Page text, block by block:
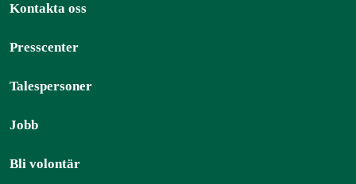
Kontakta oss
Presscenter
Talespersoner
Jobb
Bli volontär